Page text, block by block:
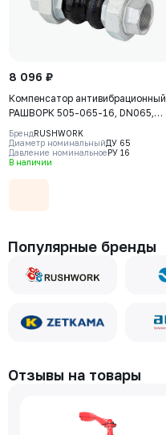
8 096 ₽
Компенсатор антивибрационный
РАШВОРК 505-065-16, DN065,
PN16, корпус - EPDM+Nylon,
резьбовое соединение - ковкий
чугун, ВР/ВР
БрендRUSHWORK
Диаметр номинальныйДУ 65
Давление номинальноеРУ 16
В наличии
Популярные бренды
Отзывы на товары